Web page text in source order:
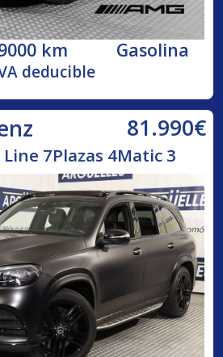
km Gasolina
deducible
81.990€
Line 7Plazas 4Matic 3